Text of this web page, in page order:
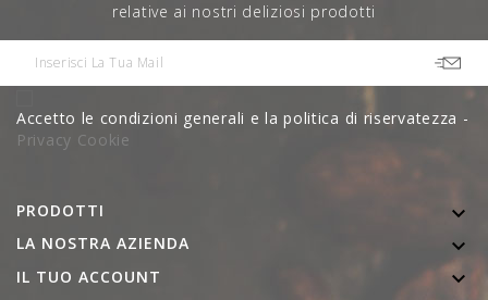
relative ai nostri deliziosi prodotti
Accetto le condizioni generali e la politica di riservatezza -
Privacy Cookie
PRODOTTI 
LA NOSTRA AZIENDA 
IL TUO ACCOUNT 